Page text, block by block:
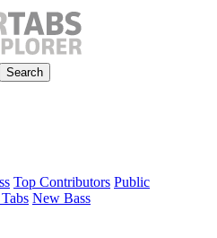
Search
Top Contributors Public
New Bass